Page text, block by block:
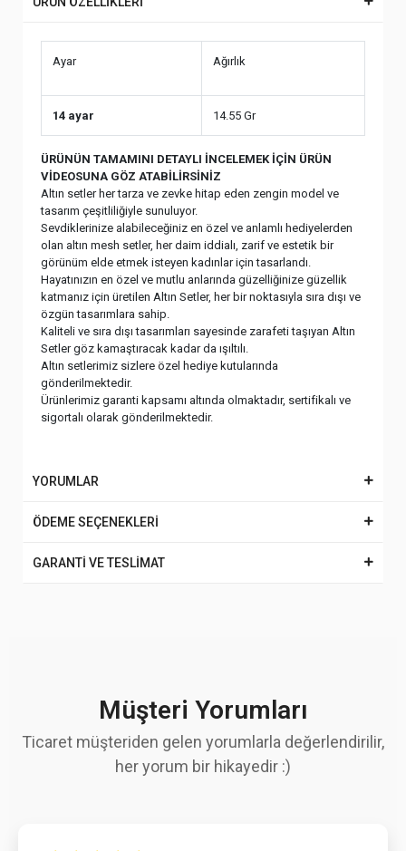
Ayar Ağırlık
14 ayar 14.55 Gr
ÜRÜNÜN TAMAMINI DETAYLI İNCELEMEK İÇİN ÜRÜN
VİDEOSUNA GÖZ ATABİLİRSİNİZ
Altın setler her tarza ve zevke hitap eden zengin model ve
tasarım çeşitliliğiyle sunuluyor.
Sevdiklerinize alabileceğiniz en özel ve anlamlı hediyelerden
olan altın mesh setler, her daim iddialı, zarif ve estetik bir
görünüm elde etmek isteyen kadınlar için tasarlandı.
Hayatınızın en özel ve mutlu anlarında güzelliğinize güzellik
katmanız için üretilen Altın Setler, her bir noktasıyla sıra dışı ve
özgün tasarımlara sahip.
Kaliteli ve sıra dışı tasarımları sayesinde zarafeti taşıyan Altın
Setler göz kamaştıracak kadar da ışıltılı.
Altın setlerimiz sizlere özel hediye kutularında
gönderilmektedir.
Ürünlerimiz garanti kapsamı altında olmaktadır, sertifikalı ve
sigortalı olarak gönderilmektedir.
YORUMLAR
ÖDEME SEÇENEKLERİ
GARANTİ VE TESLİMAT
Müşteri Yorumları
Ticaret müşteriden gelen yorumlarla değerlendirilir,
her yorum bir hikayedir :)